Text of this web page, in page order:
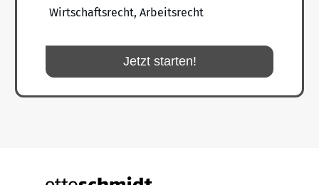
Wirtschaftsrecht, Arbeitsrecht
Jetzt starten!